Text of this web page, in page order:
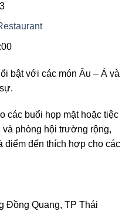
bật với các món Âu – Á và
các buổi họp mặt hoặc tiệc
phòng hội trường rộng,
điểm đến thích hợp cho các
Đồng Quang, TP Thái